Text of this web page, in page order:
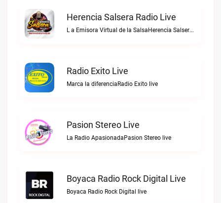
Herencia Salsera Radio Live
L a Emisora Virtual de la SalsaHerencia Salsera Radio live
Radio Exito Live
Marca la diferenciaRadio Exito live
Pasion Stereo Live
La Radio ApasionadaPasion Stereo live
Boyaca Radio Rock Digital Live
Boyaca Radio Rock Digital live